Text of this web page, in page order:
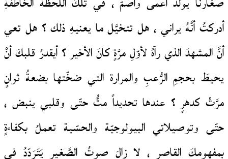
أدركتُ أنَّهُ يراني ، هل تتخيَّل ما يعنيهِ ذلك ؟ هل تعي
أنَّ المشهدَ الذي رآهُ لأوّلِ مرَّةٍ كانَ الأخير ؟ أيقدرُ قلبكَ أنْ
يحيطَ بحجمِ الرُّعبِ والمرارة التي ضخّتها بضعةُ ثوانٍ
مرَّتْ كدهرٍ ؟ عندها تحديداً متُّ حتّى وقلبي ينبض ،
حتّى وتوصيلاتي البيولوجيّة والحسّية تعملُ بكفاءةٍ
بمفهومكَ القاصر ، لا زالَ صوتُ الصَّغيرِ يَتَرَدّدُ في